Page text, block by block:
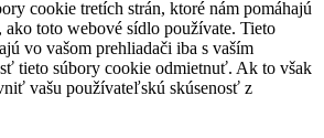
cookie tretích strán, ktoré nám pomáhajú
toto webové sídlo používate. Tieto
vo vašom prehliadači iba s vaším
tieto súbory cookie odmietnuť. Ak to však
vašu používateľskú skúsenosť z